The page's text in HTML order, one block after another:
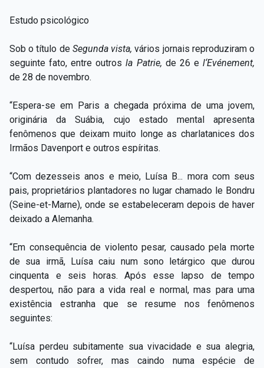
Estudo psicológico
Sob o título de Segunda vista,vários jornais reproduziram o
seguinte fato, entre outrosla Patrie, de 26 el‘Evénement,
de 28 de novembro.
“Espera-se em Paris a chegada próxima de uma jovem,
originária da Suábia, cujo estado mental apresenta
fenômenos que deixam muito longe as charlatanices dos
Irmãos Davenport e outros espíritas.
“Com dezesseis anos e meio, Luísa B... mora com seus
pais, proprietários plantadores no lugar chamado le Bondru
(Seine-et-Marne), onde se estabeleceram depois de haver
deixado a Alemanha.
“Em consequência de violento pesar, causado pela morte
de sua irmã, Luísa caiu num sono letárgico que durou
cinquenta e seis horas. Após esse lapso de tempo
despertou, não para a vida real e normal, mas para uma
existência estranha que se resume nos fenômenos
seguintes:
“Luísa perdeu subitamente sua vivacidade e sua alegria,
sem contudo sofrer, mas caindo numa espécie de